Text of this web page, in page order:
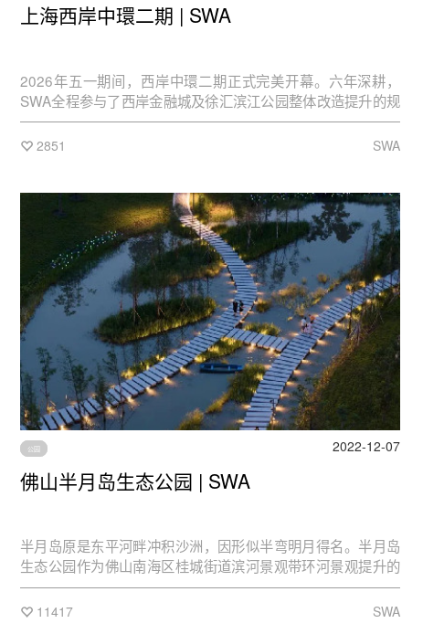
上海西岸中環二期 | SWA
2026年五一期间，西岸中環二期正式完美开幕。六年深耕，
SWA全程参与了西岸金融城及徐汇滨江公园整体改造提升的规
划设计。
2851 SWA
公园 2022-12-07
佛山半月岛生态公园 | SWA
半月岛原是东平河畔冲积沙洲，因形似半弯明月得名。半月岛
生态公园作为佛山南海区桂城街道滨河景观带环河景观提升的
一个节点，其中蕴含了所有亲水设计的特色，通过对于空间的
改造，创造了不同体验空间，拉近了城市与水的距离，为生活
11417 SWA